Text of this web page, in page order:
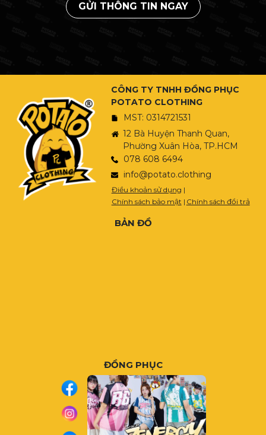
GỬI THÔNG TIN NGAY
CÔNG TY TNHH ĐỒNG PHỤC
POTATO CLOTHING
MST: 0314721531
12 Bà Huyện Thanh Quan,
Phường Xuân Hòa, TP.HCM
078 608 6494
info@potato.clothing
Điều khoản sử dụng |
Chính sách bảo mật | Chính sách đổi trả
BẢN ĐỒ
ĐỒNG PHỤC